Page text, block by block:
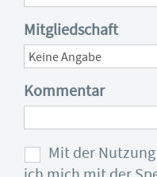
Mitgliedschaft
Kommentar
Mit der